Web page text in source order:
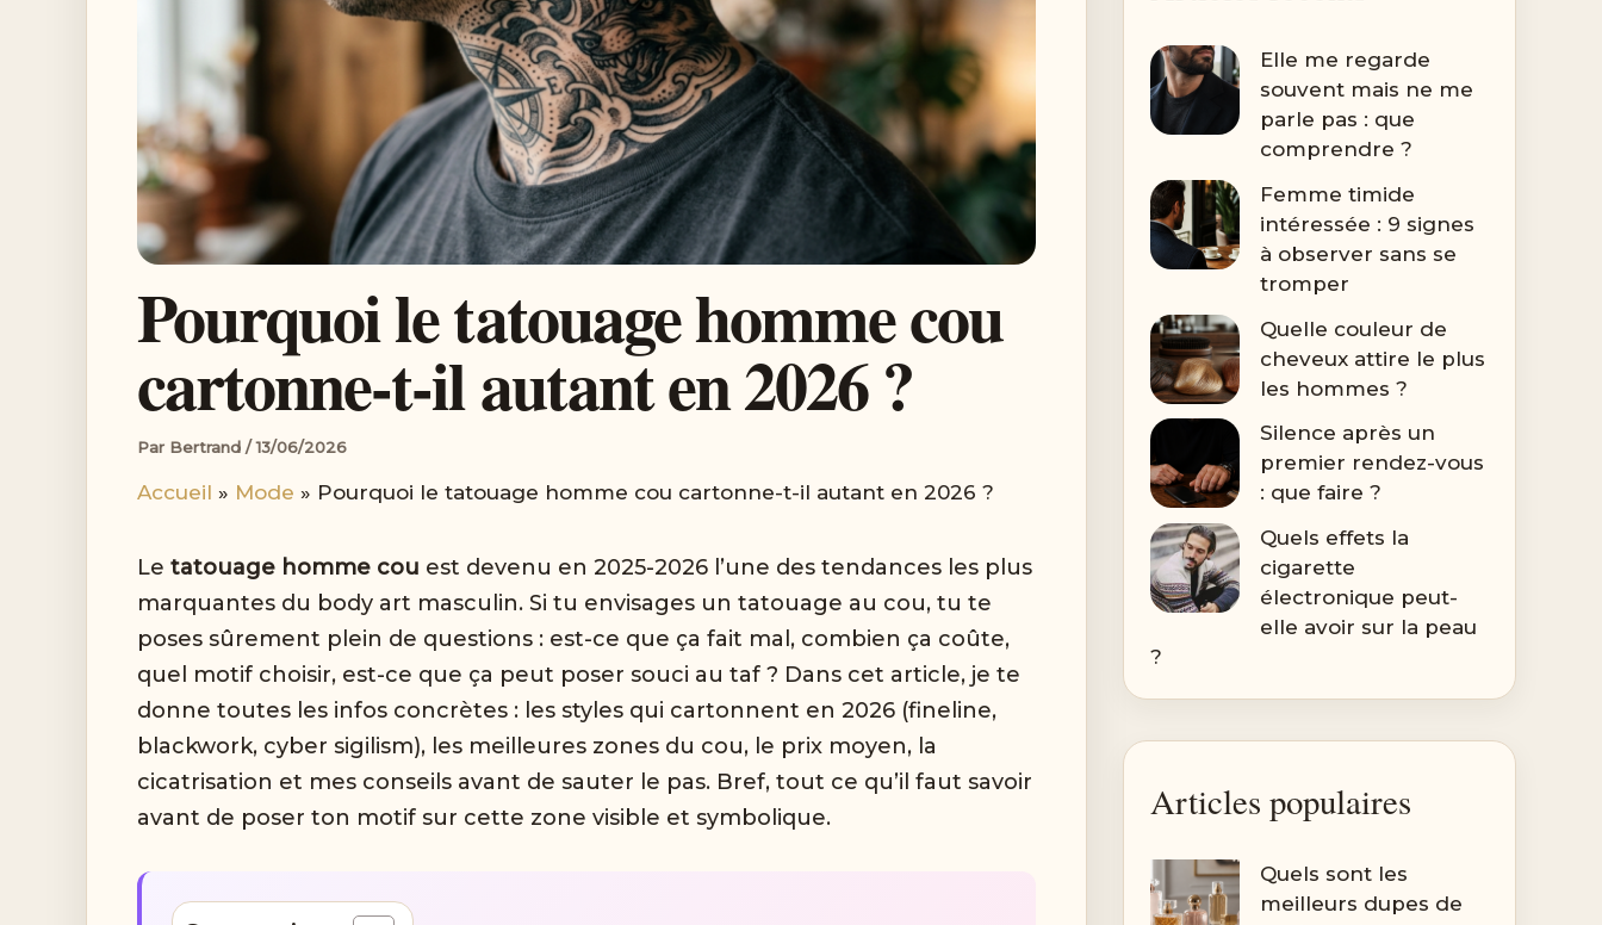
Pourquoi le tatouage homme cou
cartonne-t-il autant en 2026 ?
Par Bertrand /13/06/2026
Accueil Mode Pourquoi le tatouage homme cou cartonne-t-il autant en 2026 ?
Le tatouage homme cou est devenu en 2025-2026 l’une des tendances les plus
marquantes du body art masculin. Si tu envisages un tatouage au cou, tu te
poses sûrement plein de questions : est-ce que ça fait mal, combien ça coûte,
quel motif choisir, est-ce que ça peut poser souci au taf ? Dans cet article, je te
donne toutes les infos concrètes : les styles qui cartonnent en 2026 (fineline,
blackwork, cyber sigilism), les meilleures zones du cou, le prix moyen, la
cicatrisation et mes conseils avant de sauter le pas. Bref, tout ce qu’il faut savoir
avant de poser ton motif sur cette zone visible et symbolique.
Elle me regarde
souvent mais ne me
parle pas : que
comprendre ?
Femme timide
intéressée : 9 signes
à observer sans se
tromper
Quelle couleur de
cheveux attire le plus
les hommes ?
Silence après un
premier rendez-vous
: que faire ?
Quels effets la
cigarette
électronique peut-
elle avoir sur la peau
?
Articles populaires
Quels sont les
meilleurs dupes de